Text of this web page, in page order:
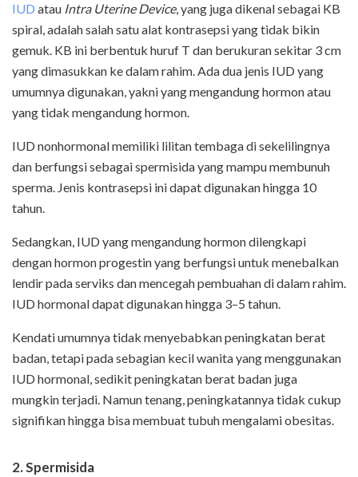
IUD atau Intra Uterine Device, yang juga dikenal sebagai KB
spiral, adalah salah satu alat kontrasepsi yang tidak bikin
gemuk. KB ini berbentuk huruf T dan berukuran sekitar 3 cm
yang dimasukkan ke dalam rahim. Ada dua jenis IUD yang
umumnya digunakan, yakni yang mengandung hormon atau
yang tidak mengandung hormon.
IUD nonhormonal memiliki lilitan tembaga di sekelilingnya
dan berfungsi sebagai spermisida yang mampu membunuh
sperma. Jenis kontrasepsi ini dapat digunakan hingga 10
tahun.
Sedangkan, IUD yang mengandung hormon dilengkapi
dengan hormon progestin yang berfungsi untuk menebalkan
lendir pada serviks dan mencegah pembuahan di dalam rahim.
IUD hormonal dapat digunakan hingga 3–5 tahun.
Kendati umumnya tidak menyebabkan peningkatan berat
badan, tetapi pada sebagian kecil wanita yang menggunakan
IUD hormonal, sedikit peningkatan berat badan juga
mungkin terjadi. Namun tenang, peningkatannya tidak cukup
signifikan hingga bisa membuat tubuh mengalami obesitas.
2. Spermisida